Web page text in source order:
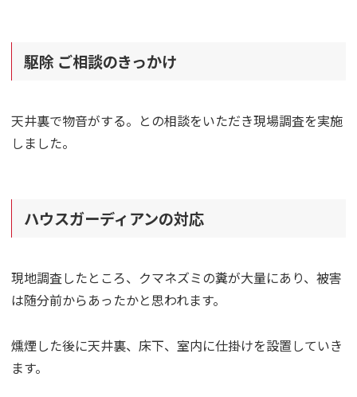
駆除 ご相談のきっかけ
天井裏で物音がする。との相談をいただき現場調査を実施
しました。
ハウスガーディアンの対応
現地調査したところ、クマネズミの糞が大量にあり、被害
は随分前からあったかと思われます。
燻煙した後に天井裏、床下、室内に仕掛けを設置していき
ます。